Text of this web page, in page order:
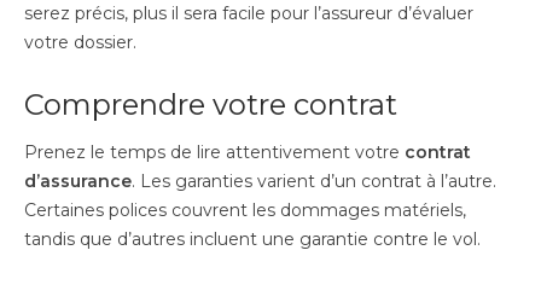
serez précis, plus il sera facile pour l’assureur d’évaluer
votre dossier.
Comprendre votre contrat
Prenez le temps de lire attentivement votre contrat
d’assurance. Les garanties varient d’un contrat à l’autre.
Certaines polices couvrent les dommages matériels,
tandis que d’autres incluent une garantie contre le vol.